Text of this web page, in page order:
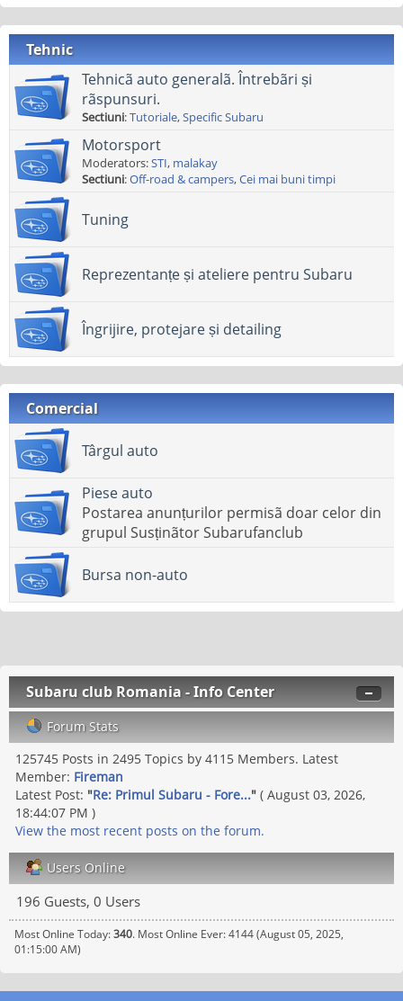
Tehnic
Tehnicã auto generalã. Întrebãri și
rãspunsuri.
Sectiuni:Tutoriale,Specific Subaru
Motorsport
Moderators:STI, malakay
Sectiuni:Off-road & campers,Cei mai buni timpi
Tuning
Reprezentanțe și ateliere pentru Subaru
Îngrijire, protejare și detailing
Comercial
Târgul auto
Piese auto
Postarea anunțurilor permisã doar celor din
grupul Susținãtor Subarufanclub
Bursa non-auto
Subaru club Romania - Info Center
Forum Stats
125745 Posts in 2495 Topics by 4115 Members. Latest
Member: Fireman
Latest Post: "Re: Primul Subaru - Fore..." ( August 03, 2026,
18:44:07 PM )
View the most recent posts on the forum.
Users Online
196 Guests, 0 Users
Most Online Today:340. Most Online Ever: 4144 (August 05, 2025,
01:15:00 AM)